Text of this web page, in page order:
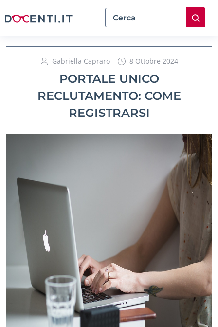
Gabriella Capraro 8 Ottobre 2024
PORTALE UNICO
RECLUTAMENTO: COME
REGISTRARSI